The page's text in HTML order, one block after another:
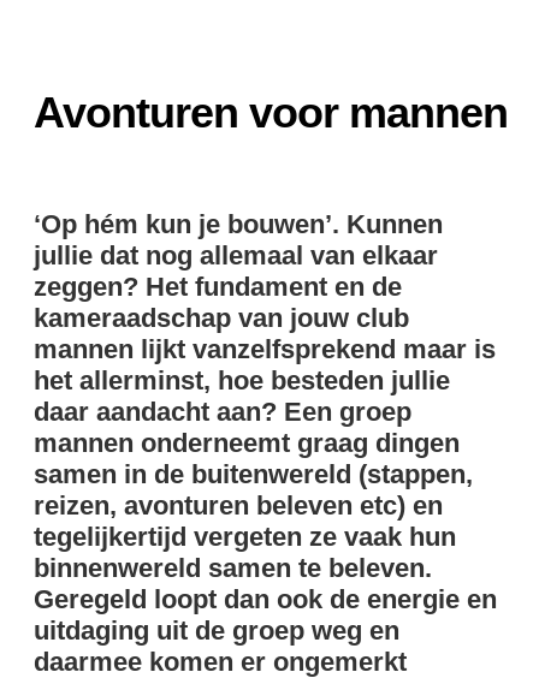
Avonturen voor mannen
‘Op hém kun je bouwen’. Kunnen
jullie dat nog allemaal van elkaar
zeggen? Het fundament en de
kameraadschap van jouw club
mannen lijkt vanzelfsprekend maar is
het allerminst, hoe besteden jullie
daar aandacht aan? Een groep
mannen onderneemt graag dingen
samen in de buitenwereld (stappen,
reizen, avonturen beleven etc) en
tegelijkertijd vergeten ze vaak hun
binnenwereld samen te beleven.
Geregeld loopt dan ook de energie en
uitdaging uit de groep weg en
daarmee komen er ongemerkt